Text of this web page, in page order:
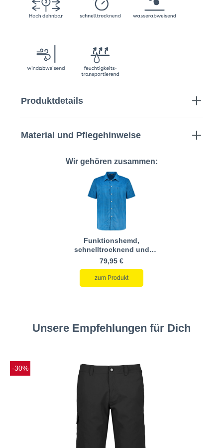
Produktdetails
Material und Pflegehinweise
Wir gehören zusammen:
Funktionshemd,
schnelltrocknend und
feuchtigkeitstransportierend
79,95 €
zum Produkt
Unsere Empfehlungen für Dich
-30%